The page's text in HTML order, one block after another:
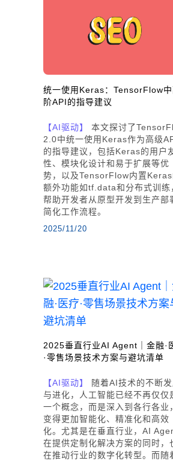
统一使用Keras：TensorFlow
阶API的指导建议
【AI驱动】
本文探讨了
2.0中统一使用Keras作为高级
的指导建议，包括Keras的用户
性、模块化设计和易于扩展等优
势，以及TensorFlow内置Keras
额外功能如tf.data和分布式训练
帮助开发者从原型开发到生产部
简化工作流程。
2025/11/20
2025垂直行业AI Agent｜金融·
·零售场景技术方案与避坑清单
【AI驱动】
随着AI技术的不断
与进化，人工智能已经不再仅仅
一个概念，而是深入到各行各业，
变得更加智能化、精准化和高效
化。尤其是在垂直行业，AI
在提供定制化解决方案的同时，
在推动行业的数字化转型。而随